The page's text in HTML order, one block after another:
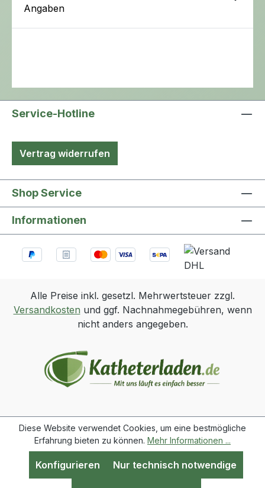
Angaben
Service-Hotline
Vertrag widerrufen
Shop Service
Informationen
Alle Preise inkl. gesetzl. Mehrwertsteuer zzgl.
Versandkosten und ggf. Nachnahmegebühren, wenn
nicht anders angegeben.
Diese Website verwendet Cookies, um eine bestmögliche
Erfahrung bieten zu können. Mehr Informationen ...
Nur technisch notwendige
Konfigurieren